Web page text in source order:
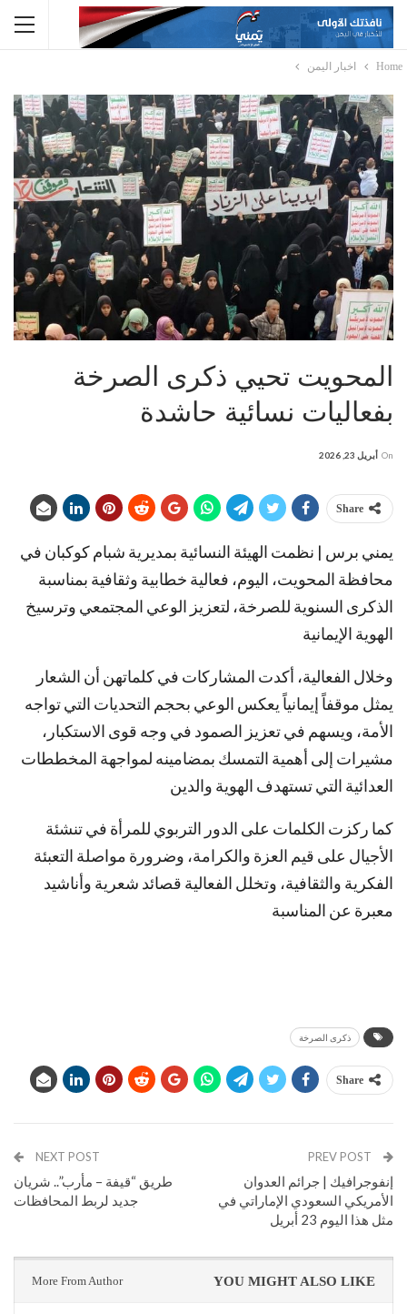
Home اخبار اليمن
المحويت تحيي ذكرى الصرخة
بفعاليات نسائية حاشدة
On أبريل 23, 2026
Share
يمني برس | نظمت الهيئة النسائية بمديرية شبام كوكبان في
محافظة المحويت، اليوم، فعالية خطابية وثقافية بمناسبة
الذكرى السنوية للصرخة، لتعزيز الوعي المجتمعي وترسيخ
الهوية الإيمانية
وخلال الفعالية، أكدت المشاركات في كلماتهن أن الشعار
يمثل موقفاً إيمانياً يعكس الوعي بحجم التحديات التي تواجه
الأمة، ويسهم في تعزيز الصمود في وجه قوى الاستكبار،
مشيرات إلى أهمية التمسك بمضامينه لمواجهة المخططات
العدائية التي تستهدف الهوية والدين
كما ركزت الكلمات على الدور التربوي للمرأة في تنشئة
الأجيال على قيم العزة والكرامة، وضرورة مواصلة التعبئة
الفكرية والثقافية، وتخلل الفعالية قصائد شعرية وأناشيد
معبرة عن المناسبة
ذكرى الصرخة
Share
إنفوجرافيك | جرائم العدوان
الأمريكي السعودي الإماراتي في
مثل هذا اليوم 23 أبريل
NEXT POST
طريق “قيفة – مأرب”.. شريان
جديد لربط المحافظات
YOU MIGHT ALSO LIKE
More From Author